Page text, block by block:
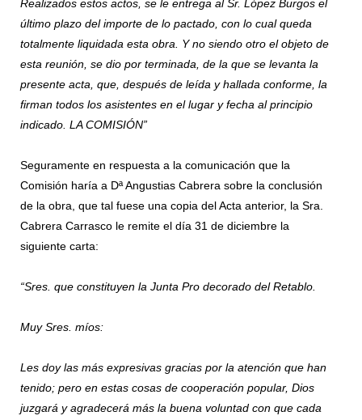
Realizados estos actos, se le entrega al Sr. López Burgos el
último plazo del importe de lo pactado, con lo cual queda
totalmente liquidada esta obra. Y no siendo otro el objeto de
esta reunión, se dio por terminada, de la que se levanta la
presente acta, que, después de leída y hallada conforme, la
firman todos los asistentes en el lugar y fecha al principio
indicado. LA COMISIÓN”
Seguramente en respuesta a la comunicación que la
Comisión haría a Dª Angustias Cabrera sobre la conclusión
de la obra, que tal fuese una copia del Acta anterior, la Sra.
Cabrera Carrasco le remite el día 31 de diciembre la
siguiente carta:
“Sres. que constituyen la Junta Pro decorado del Retablo.
Muy Sres. míos:
Les doy las más expresivas gracias por la atención que han
tenido; pero en estas cosas de cooperación popular, Dios
juzgará y agradecerá más la buena voluntad con que cada